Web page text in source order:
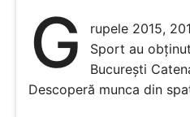
G
rupele 2015,
Sport au
București
Descoperă munca din